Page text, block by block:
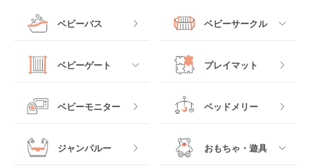
クーファン
マットレス・布団
ベビーベッドその他
ベビーカーその他
ジュニアシート
チャイルドシートその
他
ロッキングタイプ テーブルチェア
すべて
抱っこ紐その他
ベビーバス ベビーサークル
すべて
木製
ベビーゲート
すべて
プレイマット
ベビーモニター ベッドメリー
ジャンパルー おもちゃ・遊具